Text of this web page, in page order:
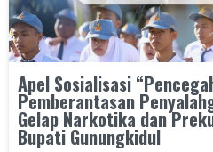
Apel Sosialisasi
Pemberantasan
Gelap Narkotika dan
Bupati Gunungkidul